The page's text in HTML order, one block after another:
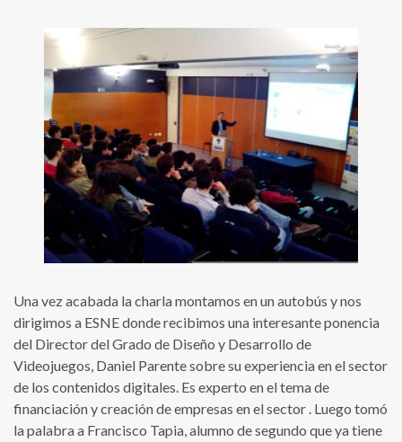
Una vez acabada la charla montamos en un autobús y nos
dirigimos a ESNE donde recibimos una interesante ponencia
del Director del Grado de Diseño y Desarrollo de
Videojuegos, Daniel Parente sobre su experiencia en el sector
de los contenidos digitales. Es experto en el tema de
financiación y creación de empresas en el sector . Luego tomó
la palabra a Francisco Tapia, alumno de segundo que ya tiene